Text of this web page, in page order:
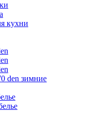
кухни
den зимние